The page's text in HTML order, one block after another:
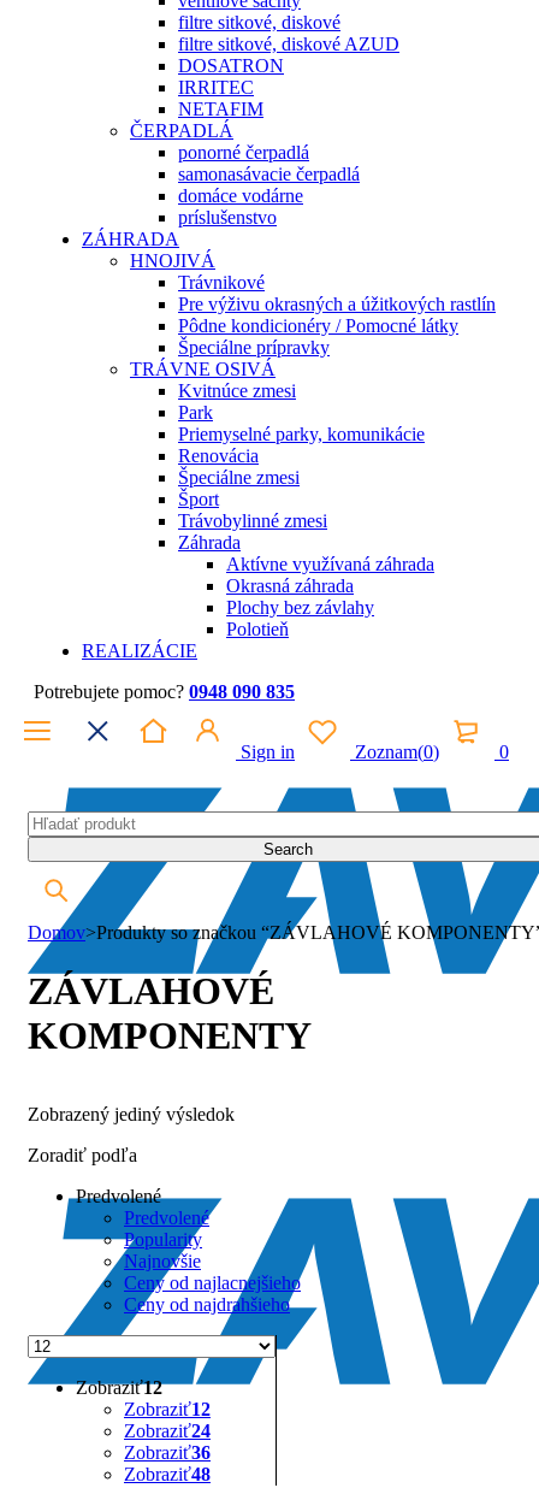
filtre sitkové, diskové
filtre sitkové, diskové AZUD
DOSATRON
IRRITEC
NETAFIM
ČERPADLÁ
ponorné čerpadlá
samonasávacie čerpadlá
domáce vodárne
príslušenstvo
ZÁHRADA
HNOJIVÁ
Trávnikové
Pre výživu okrasných a úžitkových rastlín
Pôdne kondicionéry / Pomocné látky
Špeciálne prípravky
TRÁVNE OSIVÁ
Kvitnúce zmesi
Park
Priemyselné parky, komunikácie
Renovácia
Špeciálne zmesi
Šport
Trávobylinné zmesi
Záhrada
Aktívne využívaná záhrada
Okrasná záhrada
Plochy bez závlahy
Polotieň
REALIZÁCIE
Potrebujete pomoc? 0948 090 835
Sign in Zoznam(0) 0
Domov>Produkty so značkou “ZÁVLAHOVÉ
ZÁVLAHOVÉ
KOMPONENTY
Zobrazený jediný výsledok
Zoradiť podľa
Predvolené
Predvolené
Popularity
Najnovšie
Ceny od najlacnejšieho
Ceny od najdrahšieho
Zobraziť12
Zobraziť12
Zobraziť24
Zobraziť36
Zobraziť48